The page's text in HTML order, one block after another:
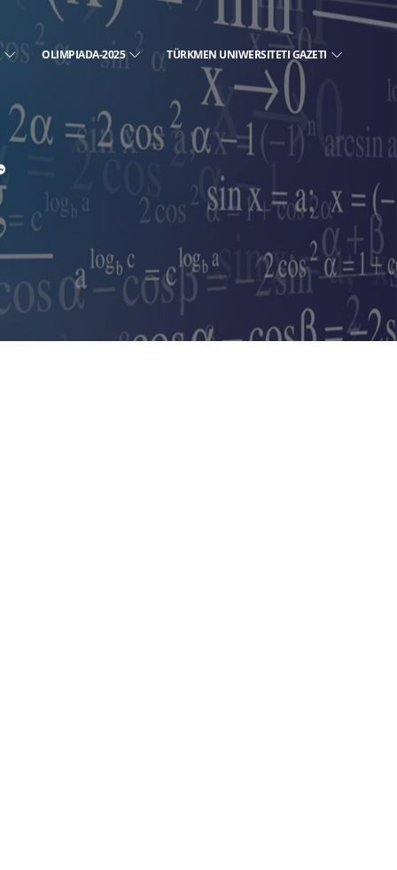
OLIMPIADA-2025 TÜRKMEN UNIWERSITETI GAZETI